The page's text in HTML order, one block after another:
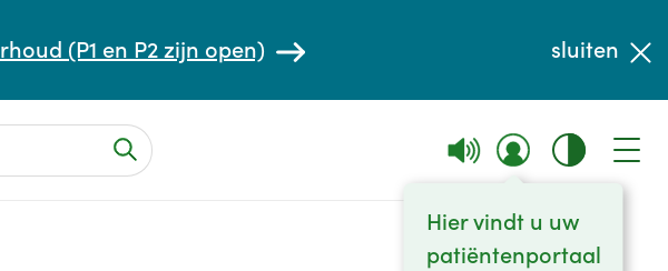
(P1 en P2 zijn open) sluiten
Hier vindt u uw
patiëntenportaal